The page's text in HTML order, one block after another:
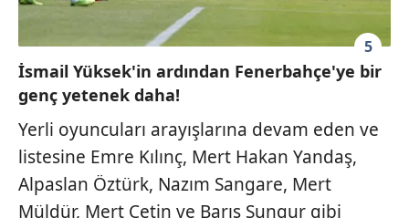
5
İsmail Yüksek'in ardından Fenerbahçe'ye bir
genç yetenek daha!
Yerli oyuncuları arayışlarına devam eden ve
listesine Emre Kılınç, Mert Hakan Yandaş,
Alpaslan Öztürk, Nazım Sangare, Mert
Müldür, Mert Çetin ve Barış Sungur gibi